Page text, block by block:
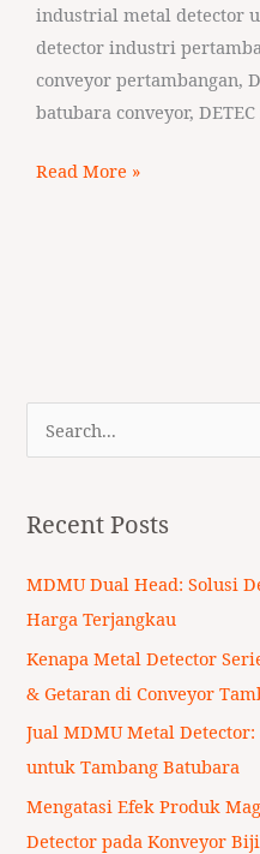
industrial metal detector
detector industri
conveyor pertambangan,
batubara conveyor,
Read More »
r
c
h
:
Recent Posts
MDMU Dual Head: Solusi
Harga Terjangkau
Kenapa Metal Detector
& Getaran di Conveyor
Jual MDMU Metal
untuk Tambang Batubara
Mengatasi Efek Produk
Detector pada Konveyor